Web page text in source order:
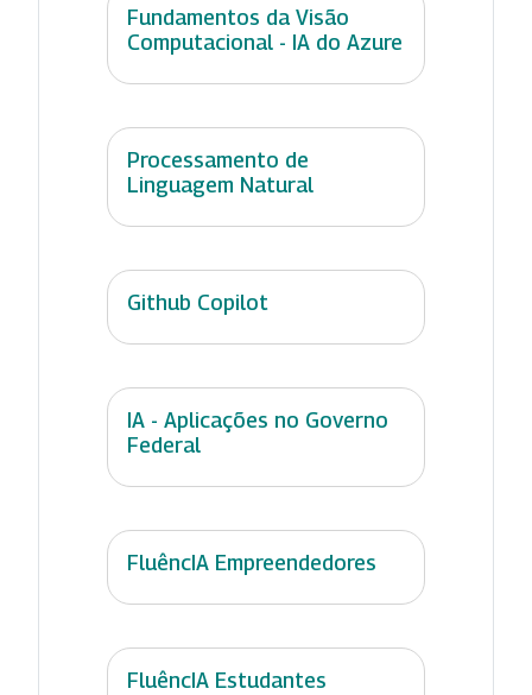
Fundamentos da Visão
Computacional - IA do Azure
Processamento de
Linguagem Natural
Github Copilot
IA - Aplicações no Governo
Federal
FluêncIA Empreendedores
FluêncIA Estudantes